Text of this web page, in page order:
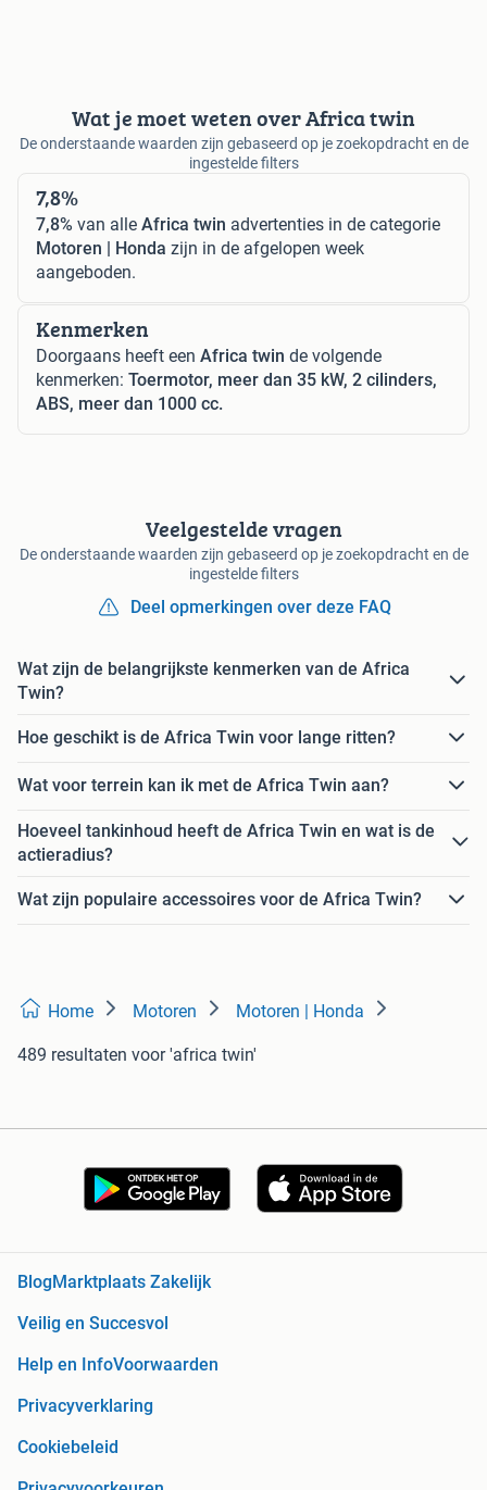
Wat je moet weten over Africa twin
De onderstaande waarden zijn gebaseerd op je zoekopdracht en de
ingestelde filters
7,8%
7,8% van alle Africa twin advertenties in de categorie
Motoren | Honda zijn in de afgelopen week
aangeboden.
Kenmerken
Doorgaans heeft een Africa twin de volgende
kenmerken: Toermotor, meer dan 35 kW, 2 cilinders,
ABS, meer dan 1000 cc.
Veelgestelde vragen
De onderstaande waarden zijn gebaseerd op je zoekopdracht en de
ingestelde filters
Deel opmerkingen over deze FAQ
Wat zijn de belangrijkste kenmerken van de Africa
Twin?
Hoe geschikt is de Africa Twin voor lange ritten?
Wat voor terrein kan ik met de Africa Twin aan?
Hoeveel tankinhoud heeft de Africa Twin en wat is de
actieradius?
Wat zijn populaire accessoires voor de Africa Twin?
Home Motoren Motoren | Honda
489 resultaten voor 'africa twin'
BlogMarktplaats Zakelijk
Veilig en Succesvol
Help en InfoVoorwaarden
Privacyverklaring
Cookiebeleid